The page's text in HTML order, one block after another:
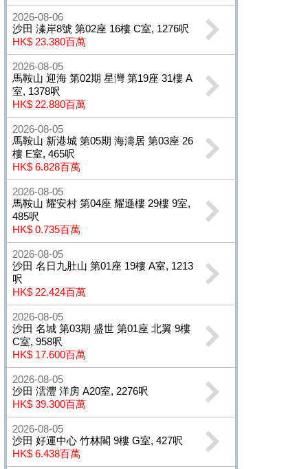
2026-08-06
沙田 溱岸8號 第02座 16樓 C室, 1276呎
HK$ 23.380百萬
2026-08-05
馬鞍山 迎海 第02期 星灣 第19座 31樓 A
室, 1378呎
HK$ 22.880百萬
2026-08-05
馬鞍山 新港城 第05期 海濤居 第03座 26
樓 E室, 465呎
HK$ 6.828百萬
2026-08-05
馬鞍山 耀安村 第04座 耀遜樓 29樓 9室,
485呎
HK$ 0.735百萬
2026-08-05
沙田 名日九肚山 第01座 19樓 A室, 1213
呎
HK$ 22.424百萬
2026-08-05
沙田 名城 第03期 盛世 第01座 北翼 9樓
C室, 958呎
HK$ 17.600百萬
2026-08-05
沙田 澐灃 洋房 A20室, 2276呎
HK$ 39.300百萬
2026-08-05
沙田 好運中心 竹林閣 9樓 G室, 427呎
HK$ 6.438百萬